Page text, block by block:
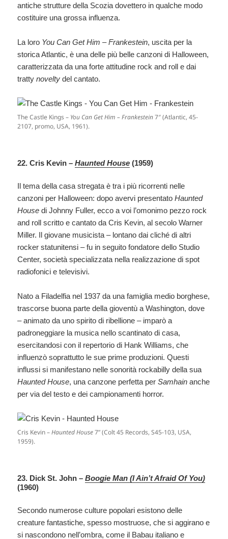
antiche strutture della Scozia dovettero in qualche modo
costituire una grossa influenza.
La loro You Can Get Him – Frankestein, uscita per la
storica Atlantic, è una delle più belle canzoni di Halloween,
caratterizzata da una forte attitudine rock and roll e dai
trattynovelty del cantato.
The Castle Kings – You Can Get Him – Frankestein7″ (Atlantic, 45-
2107, promo, USA, 1961).
22. Cris Kevin –Haunted House (1959)
Il tema della casa stregata è tra i più ricorrenti nelle
canzoni per Halloween: dopo avervi presentatoHaunted
House di Johnny Fuller, ecco a voi l’omonimo pezzo rock
and roll scritto e cantato da Cris Kevin, al secolo Warner
Miller. Il giovane musicista – lontano dai cliché di altri
rocker statunitensi – fu in seguito fondatore dello Studio
Center, società specializzata nella realizzazione di spot
radiofonici e televisivi.
Nato a Filadelfia nel 1937 da una famiglia medio borghese,
trascorse buona parte della gioventù a Washington, dove
– animato da uno spirito di ribellione – imparò a
padroneggiare la musica nello scantinato di casa,
esercitandosi con il repertorio di Hank Williams, che
influenzò soprattutto le sue prime produzioni. Questi
influssi si manifestano nelle sonorità rockabilly della sua
Haunted House, una canzone perfetta perSamhain anche
per via del testo e dei campionamenti horror.
Cris Kevin –Haunted House7” (Colt 45 Records, S45-103, USA,
1959).
23. Dick St. John –Boogie Man (I Ain’t Afraid Of You)
(1960)
Secondo numerose culture popolari esistono delle
creature fantastiche, spesso mostruose, che si aggirano e
si nascondono nell’ombra, come il Babau italiano e